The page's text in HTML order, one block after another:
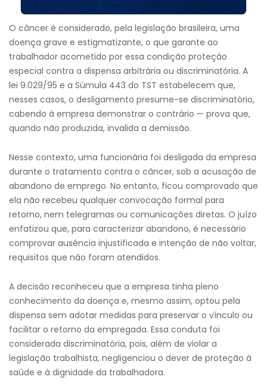
O câncer é considerado, pela legislação brasileira, uma
doença grave e estigmatizante, o que garante ao
trabalhador acometido por essa condição proteção
especial contra a dispensa arbitrária ou discriminatória. A
lei 9.029/95 e a Súmula 443 do TST estabelecem que,
nesses casos, o desligamento presume-se discriminatório,
cabendo à empresa demonstrar o contrário — prova que,
quando não produzida, invalida a demissão.
Nesse contexto, uma funcionária foi desligada da empresa
durante o tratamento contra o câncer, sob a acusação de
abandono de emprego. No entanto, ficou comprovado que
ela não recebeu qualquer convocação formal para
retorno, nem telegramas ou comunicações diretas. O juízo
enfatizou que, para caracterizar abandono, é necessário
comprovar ausência injustificada e intenção de não voltar,
requisitos que não foram atendidos.
A decisão reconheceu que a empresa tinha pleno
conhecimento da doença e, mesmo assim, optou pela
dispensa sem adotar medidas para preservar o vínculo ou
facilitar o retorno da empregada. Essa conduta foi
considerada discriminatória, pois, além de violar a
legislação trabalhista, negligenciou o dever de proteção à
saúde e à dignidade da trabalhadora.